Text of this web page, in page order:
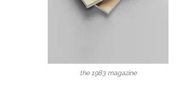
the 1983 magazine